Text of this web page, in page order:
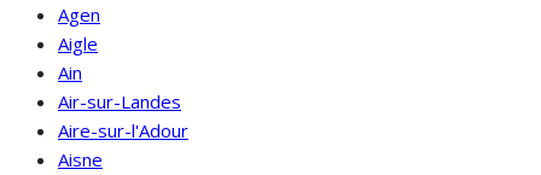
Agen
Aigle
Ain
Air-sur-Landes
Aire-sur-l'Adour
Aisne